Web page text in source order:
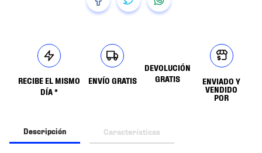
RECIBE EL MISMO
DÍA *
ENVÍO GRATIS
DEVOLUCIÓN
GRATIS
ENVIADO Y
VENDIDO
POR
Descripción Características